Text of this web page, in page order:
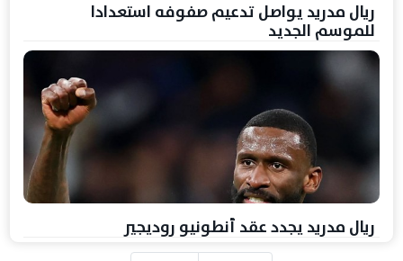
ريال مدريد يواصل تدعيم صفوفه استعدادا
للموسم الجديد
ريال مدريد يجدد عقد أنطونيو روديجير